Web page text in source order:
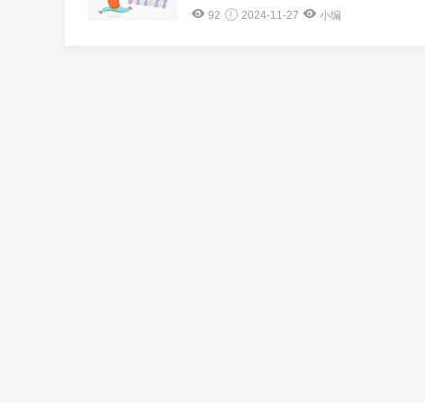
92 2024-11-27 小编